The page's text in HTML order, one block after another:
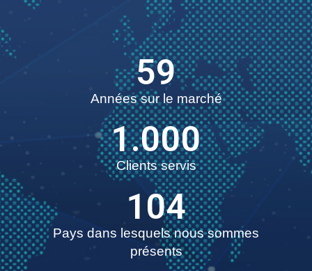
59
Années sur le marché
1.000
Clients servis
104
Pays dans lesquels nous sommes
présents